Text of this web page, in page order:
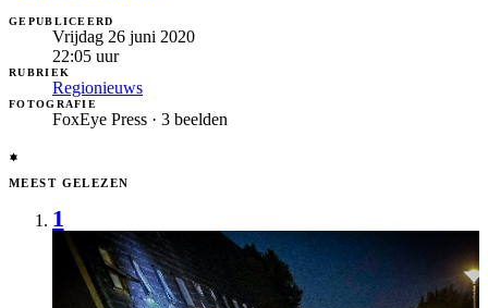
GEPUBLICEERD
Vrijdag 26 juni 2020
22:05 uur
RUBRIEK
Regionieuws
FOTOGRAFIE
FoxEye Press · 3 beelden
MEEST GELEZEN
1